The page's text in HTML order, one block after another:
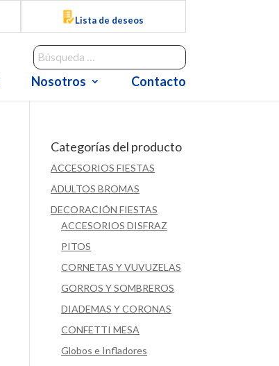
Lista de deseos
Nosotros Contacto
Categorías del producto
ACCESORIOS FIESTAS
ADULTOS BROMAS
DECORACIÓN FIESTAS
ACCESORIOS DISFRAZ
PITOS
CORNETAS Y VUVUZELAS
GORROS Y SOMBREROS
DIADEMAS Y CORONAS
CONFETTI MESA
Globos e Infladores